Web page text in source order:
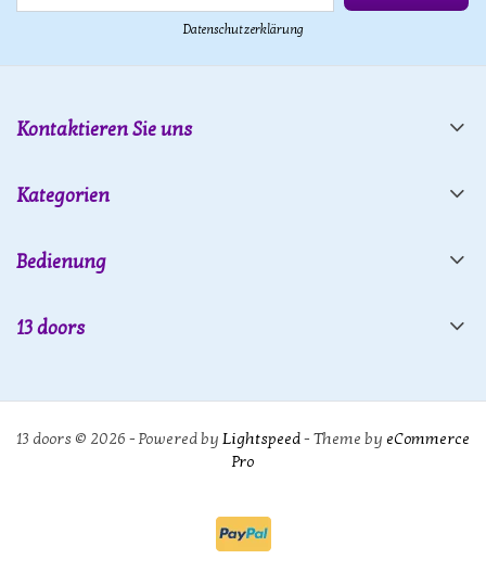
Datenschutzerklärung
Kontaktieren Sie uns
Kategorien
Bedienung
13 doors
13 doors © 2026 - Powered by Lightspeed- Theme by eCommerce
Pro